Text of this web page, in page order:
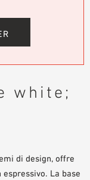
white;
di design, offre
La base